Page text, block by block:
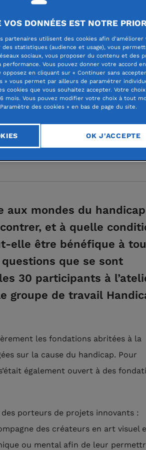
: les
aux mondes du
et à quelle
elle être bénéfique à
questions que se sont
30 participants à
groupe de travail
les fondations abritées à la
sur la cause du handicap. Pour
également ouvert à des
porteurs de projets innovants :
des créateurs en art visuel
ou mental afin de leur
VOS DONNÉES EST NOTRE
partenaires utilisent des cookies afin d'améliorer
statistiques (audience et usage), vous
sociaux, vous proposer du contenu et des
performance. Vous pouvez donner votre accord
opposez en cliquant sur « Continuer sans
» vous permet par ailleurs de paramétrer
cookies que vous souhaitez accepter. Votre
mois. Vous pouvez modifier votre choix à tout
des cookies » en bas de page du site.
OK J'ACCEPTE